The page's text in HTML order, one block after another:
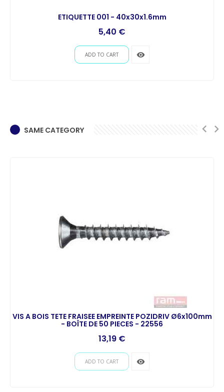
ETIQUETTE 001 - 40x30x1.6mm
5,40 €
ADD TO CART remove_red_eye
SAME CATEGORY
VIS A BOIS TETE FRAISEE EMPREINTE POZIDRIV Ø6x100mm
- BOÎTE DE 50 PIECES - 22556
13,19 €
ADD TO CART remove_red_eye